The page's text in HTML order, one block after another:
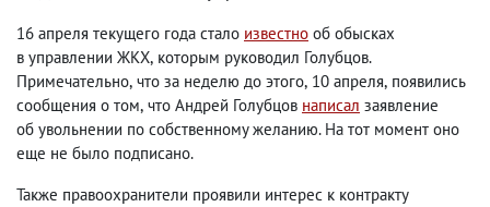
16 апреля текущего года стало известно об обысках
в управлении ЖКХ, которым руководил Голубцов.
Примечательно, что за неделю до этого, 10 апреля, появились
сообщения о том, что Андрей Голубцов написал заявление
об увольнении по собственному желанию. На тот момент оно
еще не было подписано.
Также правоохранители проявили интерес к контракту